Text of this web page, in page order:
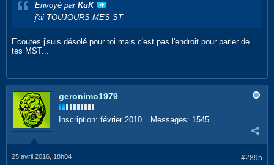
Envoyé par KuK
j'ai TOUJOURS MES ST
Ecoutes j'suis désolé pour toi mais c'est pas l'endroit pour parler de
tes MST...
geronimo1979
Inscription: février 2010 Messages: 1545
#2895
25 avril 2016, 18h04